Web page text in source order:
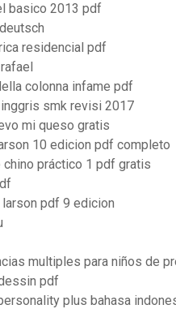
basico 2013 pdf
residencial pdf
colonna infame pdf
smk revisi 2017
mi queso gratis
10 edicion pdf completo
chino práctico 1 pdf gratis
pdf 9 edicion
multiples para niños de
pdf
plus bahasa